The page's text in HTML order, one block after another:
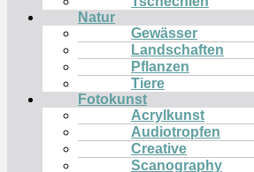
Natur
Gewässer
Landschaften
Pflanzen
Tiere
Fotokunst
Acrylkunst
Audiotropfen
Creative
Scanography